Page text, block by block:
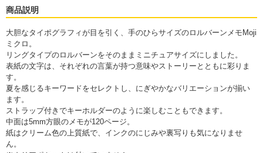
商品説明
大胆なタイポグラフィが目を引く、手のひらサイズのロルバーンメモMoji
ミクロ。
リングタイプのロルバーンをそのままミニチュアサイズにしました。
表紙の文字は、それぞれの言葉が持つ意味やストーリーとともに彩りま
す。
夏を感じるキーワードをセレクトし、にぎやかなバリエーションが揃い
ます。
ストラップ付きでキーホルダーのように楽しむこともできます。
中面は5mm方眼のメモが120ページ。
紙はクリーム色の上質紙で、インクのにじみや裏写りも気になりませ
ん。